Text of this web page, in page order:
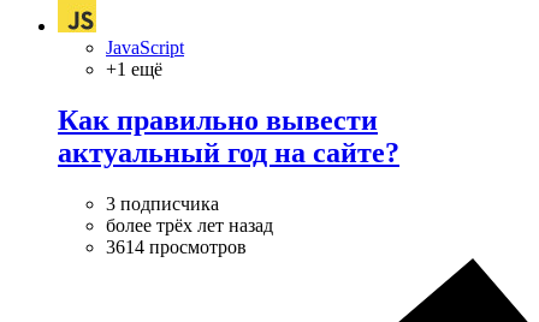
JavaScript
+1 ещё
Как правильно вывести
актуальный год на сайте?
3 подписчика
более трёх лет назад
3614 просмотров